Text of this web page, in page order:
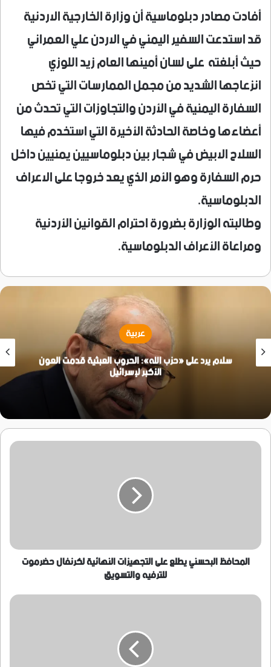
أفادت مصادر دبلوماسية أن وزارة الخارجية الاردنية
قد استدعت السفير اليمني في الاردن علي العمراني
حيث أبلغته على لسان أمينها العام زيد اللوزي
انزعاجها الشديد من مجمل الممارسات التي تخص
السفارة اليمنية في الأردن والتجاوزات التي تحدث من
أعضاءها وخاصة الحادثة الأخيرة التي استخدم فيها
السلاح الابيض في شجار بين دبلوماسيين يمنيين داخل
حرم السفارة وهو الأمر الذي يعد خروجا على الاعراف
الدبلوماسية.
وطالبته الوزارة بضرورة احترام القوانين الأردنية
ومراعاة الأعراف الدبلوماسية.
عربية
سلام يرد على «حزب الله»: الحروب العبثية قدمت العون
الأكبر لإسرائيل
المحافظ
للترفيه
والتسويق
المحافظ البحسني يطلع على التجهيزات النهائية لكرنفال حضرموت
للترفيه والتسويق
المحافظ